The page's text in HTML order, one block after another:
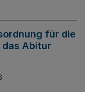
für die
Abitur